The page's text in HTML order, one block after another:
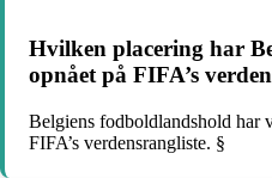
Hvilken placering har
opnået på FIFA’s
Belgiens fodboldlandshold har
FIFA’s verdensrangliste. §